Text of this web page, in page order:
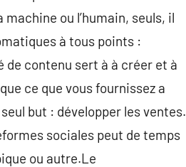
ou l’humain, seuls, il
à tous points :
de contenu sert à à créer et à
ce que vous fournissez a
but : développer les ventes.
sociales peut de temps
ou autre.Le